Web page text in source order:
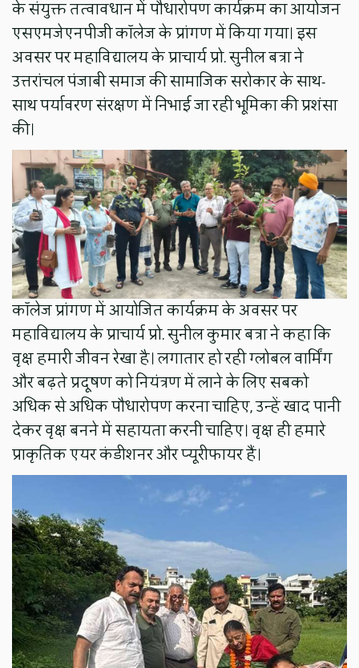
के संयुक्त तत्वावधान में पौधारोपण कार्यक्रम का आयोजन
एसएमजेएनपीजी कॉलेज के प्रांगण में किया गया। इस
अवसर पर महाविद्यालय के प्राचार्य प्रो. सुनील बत्रा ने
उत्तरांचल पंजाबी समाज की सामाजिक सरोकार के साथ-
साथ पर्यावरण संरक्षण में निभाई जा रही भूमिका की प्रशंसा
की।
कॉलेज प्रांगण में आयोजित कार्यक्रम के अवसर पर
महाविद्यालय के प्राचार्य प्रो. सुनील कुमार बत्रा ने कहा कि
वृक्ष हमारी जीवन रेखा है। लगातार हो रही ग्लोबल वार्मिंग
और बढ़ते प्रदूषण को नियंत्रण में लाने के लिए सबको
अधिक से अधिक पौधारोपण करना चाहिए, उन्हें खाद पानी
देकर वृक्ष बनने में सहायता करनी चाहिए। वृक्ष ही हमारे
प्राकृतिक एयर कंडीशनर और प्यूरीफायर हैं।